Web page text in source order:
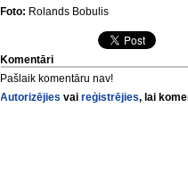
Foto: Rolands Bobulis
Komentāri
Pašlaik komentāru nav!
Autorizējies vaireģistrējies, lai